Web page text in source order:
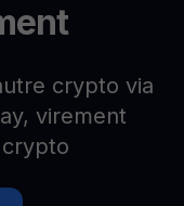
crypto via
virement